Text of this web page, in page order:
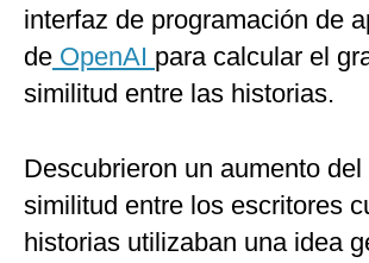
interfaz de programación de
de OpenAI para calcular el
similitud entre las historias.
Descubrieron un aumento del
similitud entre los escritores
historias utilizaban una idea